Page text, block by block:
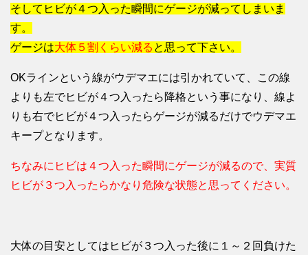
そしてヒビが４つ入った瞬間にゲージが減ってしまいま
す。
ゲージは大体５割くらい減る と思って下さい。
OKラインという線がウデマエには引かれていて、この線
よりも左でヒビが４つ入ったら降格という事になり、線よ
りも右でヒビが４つ入ったらゲージが減るだけでウデマエ
キープとなります。
ちなみにヒビは４つ入った瞬間にゲージが減るので、実質
ヒビが３つ入ったらかなり危険な状態と思ってください。
大体の目安としてはヒビが３つ入った後に１～２回負けた